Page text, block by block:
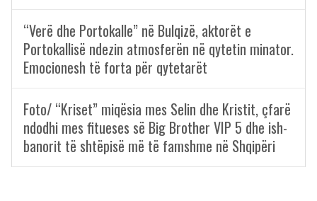
“Verë dhe Portokalle” në Bulqizë, aktorët e
Portokallisë ndezin atmosferën në qytetin minator.
Emocionesh të forta për qytetarët
Foto/ “Kriset” miqësia mes Selin dhe Kristit, çfarë
ndodhi mes fitueses së Big Brother VIP 5 dhe ish-
banorit të shtëpisë më të famshme në Shqipëri